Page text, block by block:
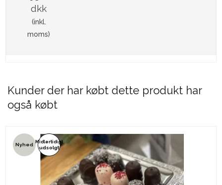
dkk
(inkl.
moms)
Kunder der har købt dette produkt har
også købt
Nyhed Midlertidigt
udsolgt